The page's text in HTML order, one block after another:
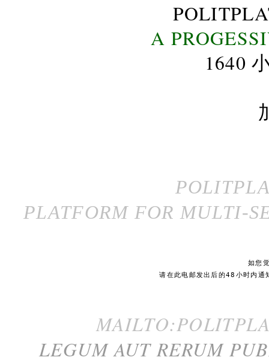
A
1640
PLATFORM FOR MULTI-
如您
请在此电邮发出后的48小时内通
LEGUM AUT RERUM